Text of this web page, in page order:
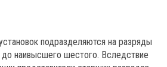
подразделяются на разряды
до наивысшего шестого. Вследствие